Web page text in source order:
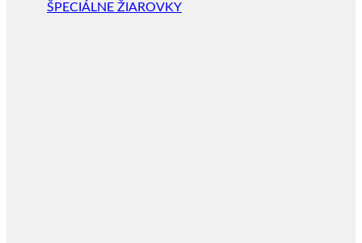
ŠPECIÁLNE ŽIAROVKY